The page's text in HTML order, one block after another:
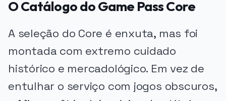
O Catálogo do Game Pass Core
A seleção do Core é enxuta, mas foi
montada com extremo cuidado
histórico e mercadológico. Em vez de
entulhar o serviço com jogos obscuros,